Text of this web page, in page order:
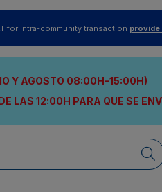
for intra-community transaction provide
Y AGOSTO 08:00H-15:00H)
LAS 12:00H PARA QUE SE